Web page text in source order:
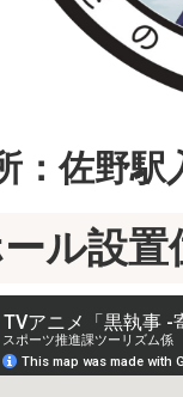
：佐野駅
ル設置